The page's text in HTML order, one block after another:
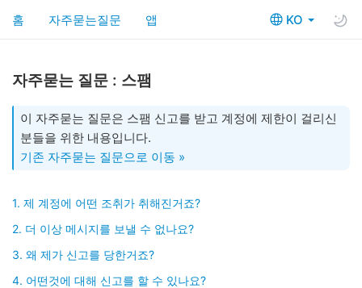
KO
홈 자주묻는질문 앱
자주묻는 질문 : 스팸
이 자주묻는 질문은 스팸 신고를 받고 계정에 제한이 걸리신
분들을 위한 내용입니다.
기존 자주묻는 질문으로 이동 »
1. 제 계정에 어떤 조취가 취해진거죠?
2. 더 이상 메시지를 보낼 수 없나요?
3. 왜 제가 신고를 당한거죠?
4. 어떤것에 대해 신고를 할 수 있나요?